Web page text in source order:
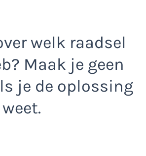
welk raadsel
Maak je geen
je de oplossing